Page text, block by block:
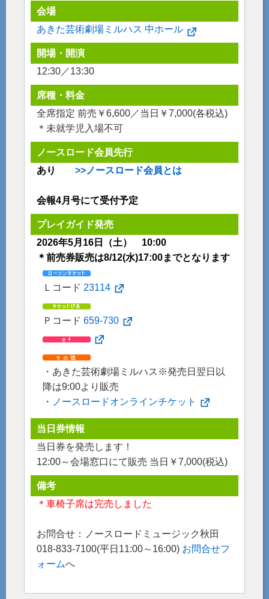
会場
あきた芸術劇場ミルハス 中ホール
開場・開演
12:30／13:30
席種・料金
全席指定 前売￥6,600／当日￥7,000(各税込)
＊未就学児入場不可
ノースロード会員先行
あり >>ノースロード会員とは
会報4月号にて受付予定
プレイガイド発売
2026年5月16日（土） 10:00
＊前売券販売は8/12(水)17:00までとなります
Ｌコード 23114
Ｐコード 659-730
・あきた芸術劇場ミルハス※発売日翌日以
降は9:00より販売
・ ノースロードオンラインチケット
当日券情報
当日券を発売します！
12:00～会場窓口にて販売 当日￥7,000(税込)
備考
＊車椅子席は完売しました
お問合せ：ノースロードミュージック秋田
018-833-7100(平日11:00～16:00) お問合せフ
ォームへ